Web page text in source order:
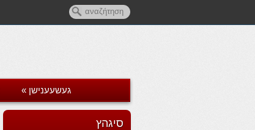
געשעענישן »
סיגהץ